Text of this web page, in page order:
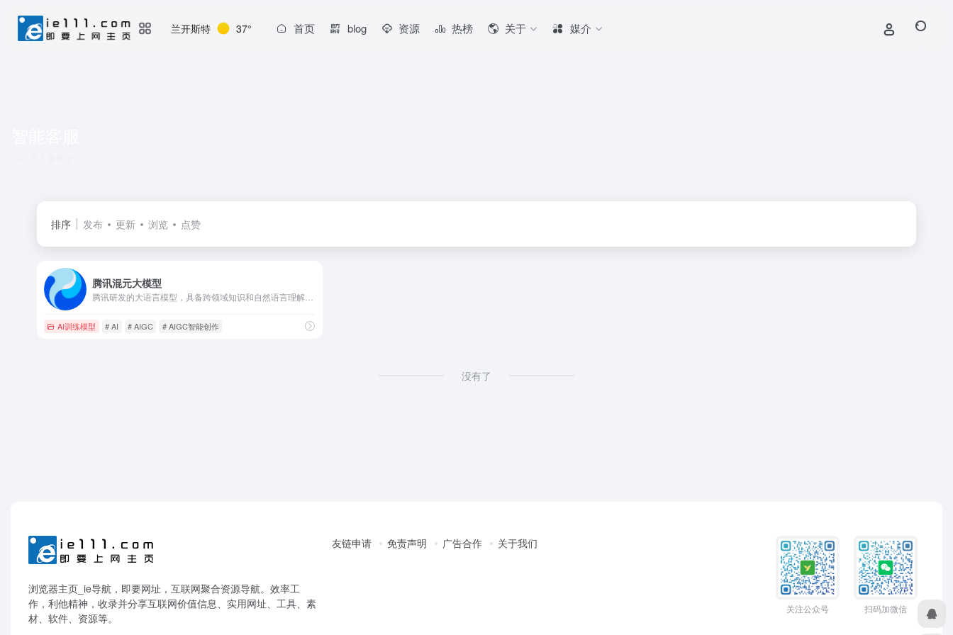
兰开斯特 37° 首页 blog 资源 热榜 关于 媒介
排序 发布 更新 浏览 点赞
腾讯混元大模型
AI训练模型 # AI # AIGC # AIGC智能创作
没有了
浏览器主页_ie导航，即要网址，互联网聚合资源导航。效率工
作，利他精神，收录并分享互联网价值信息、实用网址、工具、素
材、软件、资源等。
友链申请 免责声明 广告合作 关于我们
关注公众号 扫码加微信